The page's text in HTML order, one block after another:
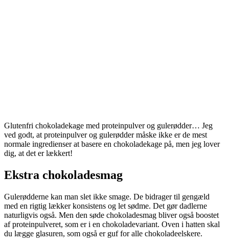
Glutenfri chokoladekage med proteinpulver og gulerødder… Jeg
ved godt, at proteinpulver og gulerødder måske ikke er de mest
normale ingredienser at basere en chokoladekage på, men jeg lover
dig, at det er lækkert!
Ekstra chokoladesmag
Gulerødderne kan man slet ikke smage. De bidrager til gengæld
med en rigtig lækker konsistens og let sødme. Det gør dadlerne
naturligvis også. Men den søde chokoladesmag bliver også boostet
af proteinpulveret, som er i en chokoladevariant. Oven i hatten skal
du lægge glasuren, som også er guf for alle chokoladeelskere.